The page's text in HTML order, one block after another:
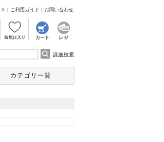
｜ ご利用ガイド ｜ お問い合わせ
詳細検索
カテゴリ一覧